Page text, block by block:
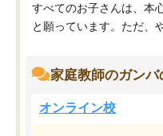
すべてのお子さんは、本
と願っています。ただ、や
家庭教師のガンバ
オンライン校